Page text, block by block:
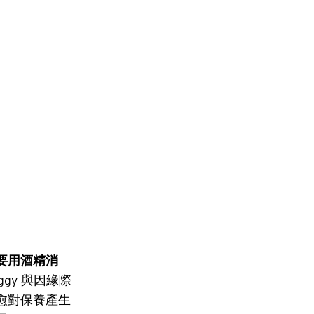
用酒精消
與因緣際
對保養產生